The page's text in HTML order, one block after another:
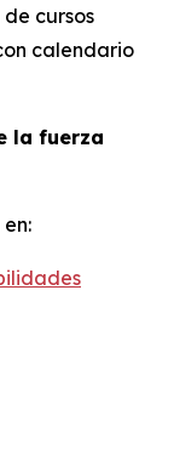
cursos
calendario
la fuerza